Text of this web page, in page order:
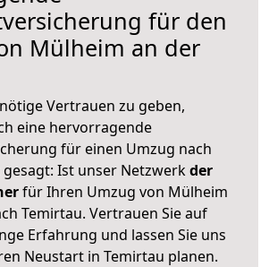
für den
Mülheim an der
Vertrauen zu geben,
eine hervorragende
für einen Umzug nach
Ist unser Netzwerkder
für Ihren Umzug von Mülheim
Temirtau. Vertrauen Sie auf
Erfahrung und lassen Sie uns
Neustart in Temirtau planen.